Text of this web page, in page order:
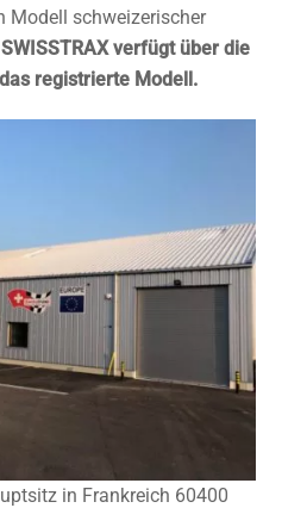
Modell schweizerischer
SWISSTRAX verfügt über die
registrierte Modell.
in Frankreich 60400